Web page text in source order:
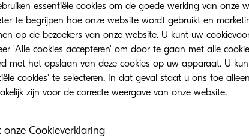
Digitale informatie is gemakkelijk te
geïndexeerd is. Hierdoor kunnen gebruikers
filters toepassen. Alleen de meest relevante
Virtuele informatie heeft ook aanzienlijke
beveiliging. Met een ECM-oplossing beperkt
kunnen doorzoeken die voor hen relevant is.
essentiële cookies om de goede werking van onze
te begrijpen hoe onze website wordt gebruikt en
op de bezoekers van onze website. U kunt uw
'Alle cookies accepteren' om door te gaan met alle
met het opslaan van deze cookies op uw apparaat. U
cookies' te selecteren. In dat geval staat u ons toe
noodzakelijk zijn voor de correcte weergave van onze website.
onze Cookieverklaring